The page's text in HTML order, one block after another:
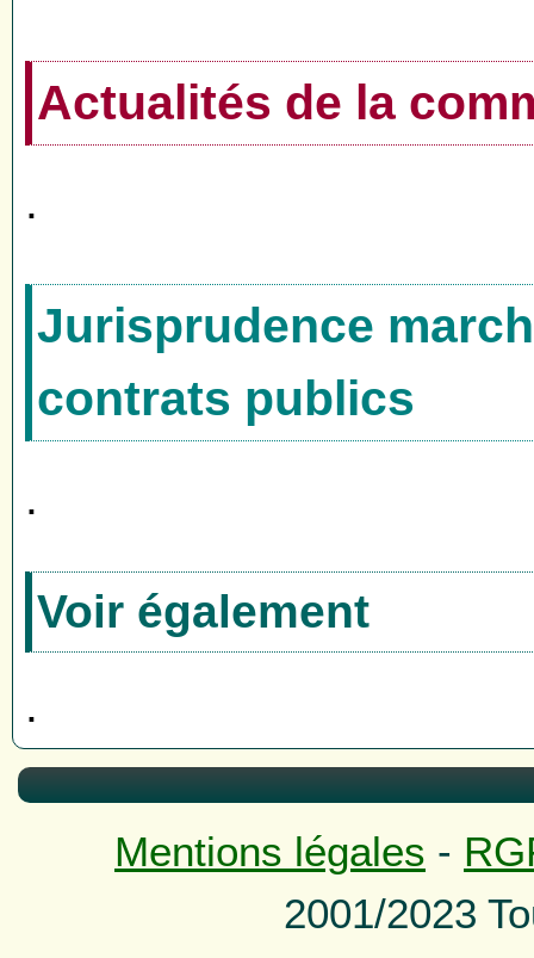
Actualités de la
.
Jurisprudence
contrats publics
.
Voir également
.
Mentions légales -
2001/2023